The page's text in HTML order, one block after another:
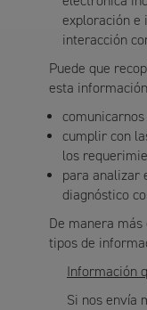
exploración e
interacción
Puede que
esta
comunicarnos
cumplir con
los
para analizar
diagnóstico
De manera
tipos de
Información
Si nos envía